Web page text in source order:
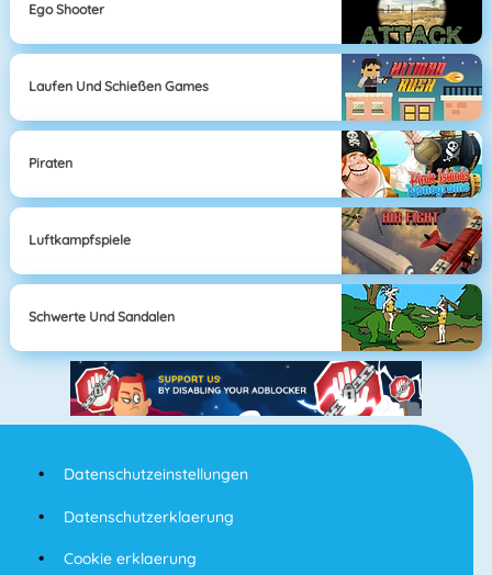
Ego Shooter
Laufen Und Schießen Games
Piraten
Luftkampfspiele
Schwerte Und Sandalen
Datenschutzeinstellungen
Datenschutzerklaerung
Cookie erklaerung